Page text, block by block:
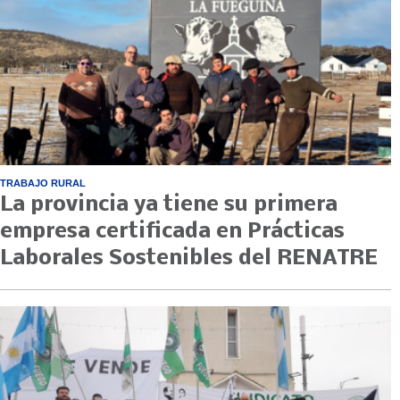
TRABAJO RURAL
La provincia ya tiene su primera
empresa certificada en Prácticas
Laborales Sostenibles del RENATRE